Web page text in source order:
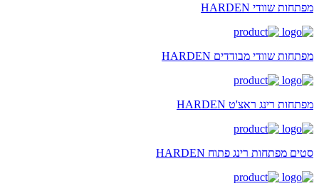
מפתחות שוודי HARDEN
מפתחות שוודי מבודדים HARDEN
מפתחות רינג ראצ'ט HARDEN
סטים מפתחות רינג פתוח HARDEN